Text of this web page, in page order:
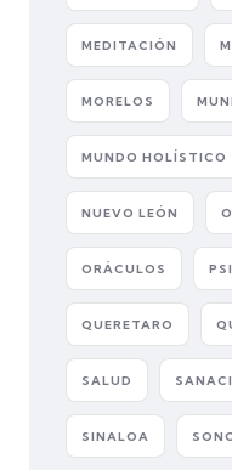
MEDITACIÓN
MORELOS
MUNDO HOLÍSTICO
NUEVO LEÓN
ORÁCULOS
QUERETARO
SALUD
SINALOA